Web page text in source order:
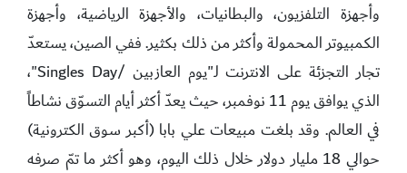
وأجهزة التلفزيون، والبطانيات، والأجهزة الرياضية، وأجهزة
الكمبيوتر المحمولة وأكثر من ذلك بكثير. ففي الصين، يستعدّ
تجار التجزئة على الانترنت لـ"يوم العازبين /Singles Day"،
الذي يوافق يوم 11 نوفمبر، حيث يعدّ أكثر أيام التسوّق نشاطاً
في العالم. وقد بلغت مبيعات علي بابا (أكبر سوق الكترونية)
حوالي 18 مليار دولار خلال ذلك اليوم، وهو أكثر ما تمّ صرفه